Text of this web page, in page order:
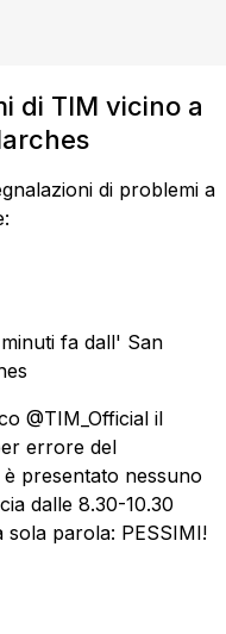
di TIM vicino a
di problemi a
fa dall' San
@TIM_Official il
errore del
presentato nessuno
dalle 8.30-10.30
parola: PESSIMI!